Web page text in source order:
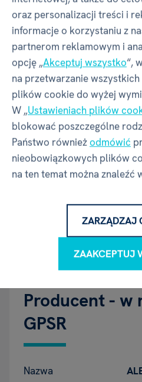
PRZYTULANKI TERMOFORY
PRZYTULANKI – TERMOFORY
Właściwości
Kod produktu
EAN
Producent - w
GPSR
Nazwa
oraz personalizacji treści i
informacje o korzystaniu z
partnerom reklamowym i
opcję „Akceptuj wszystko“,
na przetwarzanie
plików cookie do wyżej
W „Ustawieniach plików
blokować poszczególne
Państwo równieżodmówić
nieobowiązkowych plików
na ten temat można znaleźć
ZARZĄDZAJ
ZAAKCEPTUJ